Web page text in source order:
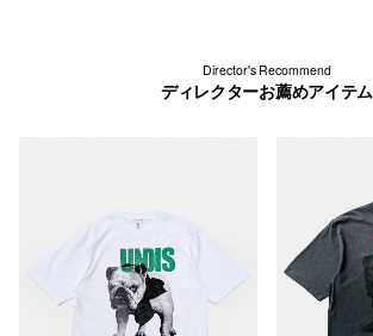
Director's Recommend
ディレクターお薦めアイテム